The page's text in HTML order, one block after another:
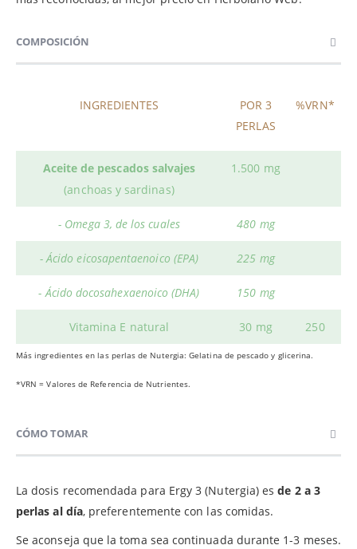
COMPOSICIÓN
INGREDIENTES
POR 3
PERLAS
%VRN*
Aceite de pescados salvajes
(anchoas y sardinas)
1.500 mg
- Omega 3, de los cuales 480 mg
- Ácido eicosapentaenoico (EPA) 225 mg
- Ácido docosahexaenoico (DHA) 150 mg
Vitamina E natural 30 mg 250
Más ingredientes en las perlas de Nutergia: Gelatina de pescado y glicerina.
*VRN = Valores de Referencia de Nutrientes.
CÓMO TOMAR
La dosis recomendada para Ergy 3 (Nutergia) esde 2 a 3
perlas al día, preferentemente con las comidas.
Se aconseja que la toma sea continuada durante 1-3 meses.